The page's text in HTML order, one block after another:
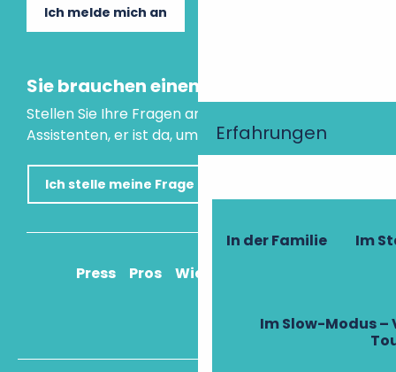
Erfahrungen
In der Familie Im
Im Slow-Modus
Ich melde mich an
Sie brauchen einen Rat?
Stellen Sie Ihre Fragen an unseren virtuellen
Assistenten, er ist da, um Ihnen zu helfen.
Ich stelle meine Frage
Press Pros Wie komme ich an?